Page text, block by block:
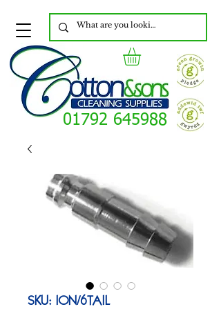
01792 645988
SKU: ION/6TAIL